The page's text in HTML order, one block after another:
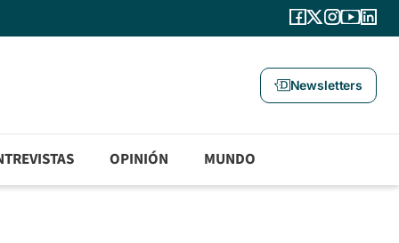
Newsletters
OPINIÓN MUNDO